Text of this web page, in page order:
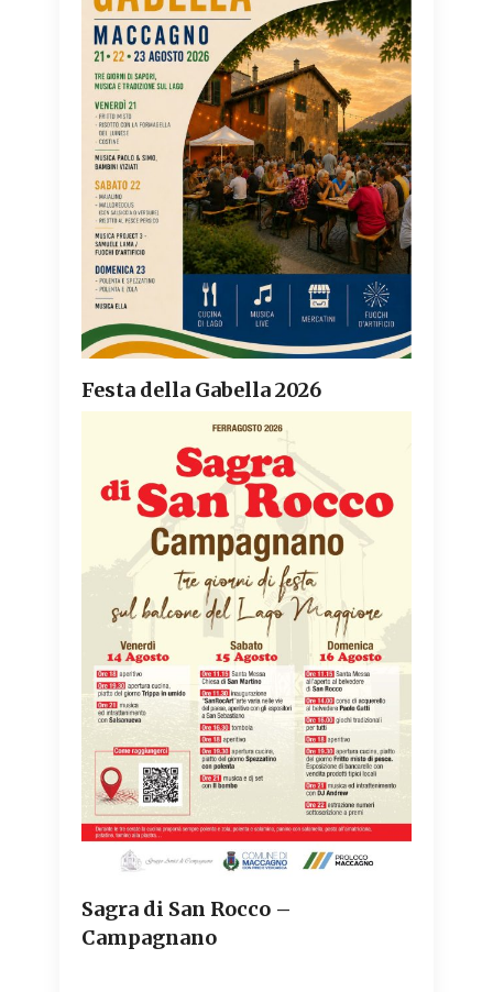
Festa della Gabella 2026
Sagra di San Rocco –
Campagnano